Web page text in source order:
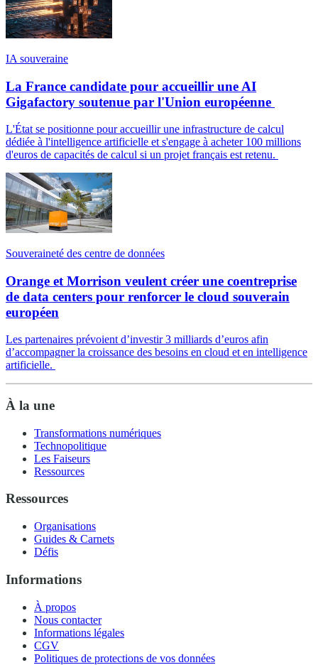
IA souveraine
La France candidate pour accueillir une AI
Gigafactory soutenue par l'Union européenne
L'État se positionne pour accueillir une infrastructure de calcul
dédiée à l'intelligence artificielle et s'engage à acheter 100 millions
d'euros de capacités de calcul si un projet français est retenu.
Souveraineté des centre de données
Orange et Morrison veulent créer une coentreprise
de data centers pour renforcer le cloud souverain
européen
Les partenaires prévoient d’investir 3 milliards d’euros afin
d’accompagner la croissance des besoins en cloud et en intelligence
artificielle.
À la une
Transformations numériques
Technopolitique
Les Faiseurs
Ressources
Ressources
Organisations
Guides & Carnets
Défis
Informations
À propos
Nous contacter
Informations légales
CGV
Politiques de protections de vos données